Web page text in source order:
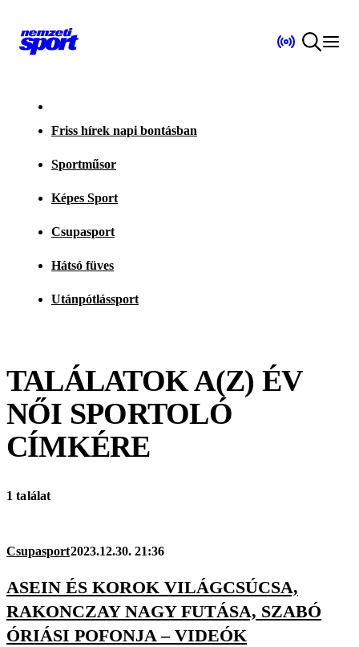
Friss hírek napi bontásban
Sportműsor
Képes Sport
Csupasport
Hátsó füves
Utánpótlássport
TALÁLATOK A(Z) ÉV
NŐI SPORTOLÓ
CÍMKÉRE
1 találat
Csupasport2023.12.30. 21:36
ASEIN ÉS KOROK VILÁGCSÚCSA,
RAKONCZAY NAGY FUTÁSA, SZABÓ
ÓRIÁSI POFONJA – VIDEÓK